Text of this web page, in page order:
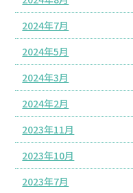
2024年7月
2024年5月
2024年3月
2024年2月
2023年11月
2023年10月
2023年7月